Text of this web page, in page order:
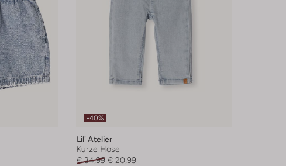
-40%
Lil' Atelier
Kurze Hose
€ 34,99 € 20,99